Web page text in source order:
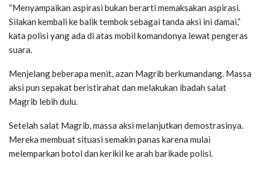
“Menyampaikan aspirasi bukan berarti memaksakan aspirasi.
Silakan kembali ke balik tembok sebagai tanda aksi ini damai,”
kata polisi yang ada di atas mobil komandonya lewat pengeras
suara.
Menjelang beberapa menit, azan Magrib berkumandang. Massa
aksi pun sepakat beristirahat dan melakukan ibadah salat
Magrib lebih dulu.
Setelah salat Magrib, massa aksi melanjutkan demostrasinya.
Mereka membuat situasi semakin panas karena mulai
melemparkan botol dan kerikil ke arah barikade polisi.